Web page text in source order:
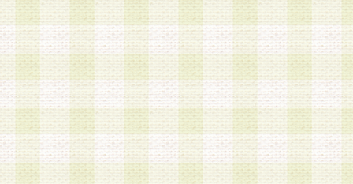
を行うものとします。当社は、会員登録を承認し
会員として本サービスを 受けるためのログイン
を付与します。
3.会員は、会員登録の際に申告する登録情報の全
いかなる虚偽の申告をも行ってはならないものと
4.会員は、複数のログインＩＤおよびパスワード
いものとします。